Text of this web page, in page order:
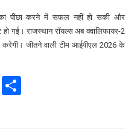
का पीछा करने में सफल नहीं हो सकी और
हो गई। राजस्थान रॉयल्स अब क्वालिफायर-2
करेगी। जीतने वाली टीम आईपीएल 2026 के
Messenger